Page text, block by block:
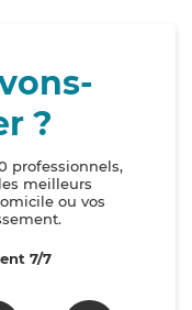
?
professionnels,
meilleurs
ou vos
7/7